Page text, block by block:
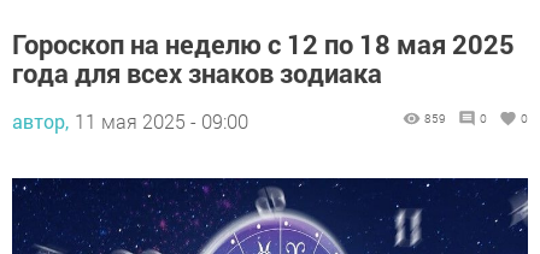
Гороскоп на неделю с 12 по 18 мая 2025
года для всех знаков зодиака
автор, 11 мая 2025 - 09:00 859 0 0